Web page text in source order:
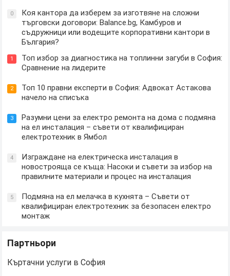
0
Коя кантора да изберем за изготвяне на сложни
търговски договори: Balance.bg, Камбуров и
съдружници или водещите корпоративни кантори в
България?
1
Топ избор за диагностика на топлинни загуби в София:
Сравнение на лидерите
2
Топ 10 правни експерти в София: Адвокат Астакова
начело на списъка
3
Разумни цени за електро ремонта на дома с подмяна
на ел инсталация – съвети от квалифициран
електротехник в Ямбол
4
Изграждане на електрическа инсталация в
новострояща се къща: Насоки и съвети за избор на
правилните материали и процес на инсталация
5
Подмяна на ел мелачка в кухнята – Съвети от
квалифициран електротехник за безопасен електро
монтаж
Партньори
Къртачни услуги в София